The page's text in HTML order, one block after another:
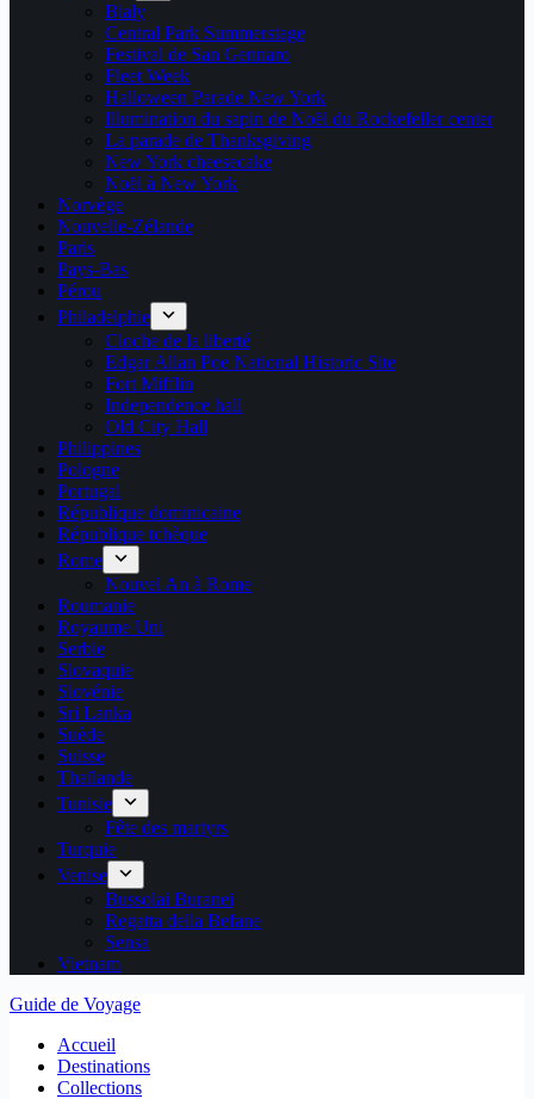
Bialy
Central Park Summerstage
Festival de San Gennaro
Fleet Week
Halloween Parade New York
Illumination du sapin de Noël du Rockefeller center
La parade de Thanksgiving
New York cheesecake
Noël à New York
Norvège
Nouvelle-Zélande
Paris
Pays-Bas
Pérou
Philadelphie
Cloche de la liberté
Edgar Allan Poe National Historic Site
Fort Mifflin
Independence hall
Old City Hall
Philippines
Pologne
Portugal
République dominicaine
République tchèque
Rome
Nouvel An à Rome
Roumanie
Royaume Uni
Serbie
Slovaquie
Slovénie
Sri Lanka
Suède
Suisse
Thaïlande
Tunisie
Fête des martyrs
Turquie
Venise
Bussolai Buranei
Regatta della Befane
Sensa
Vietnam
Guide de Voyage
Accueil
Destinations
Collections